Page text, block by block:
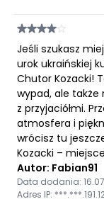
Jeśli szukasz
urok ukraińskiej
Chutor Kozacki!
wypad, ale
z przyjaciółmi.
atmosfera i
wrócisz tu
Kozacki –
Autor: Fabian91
Data dodania:
Adres IP: